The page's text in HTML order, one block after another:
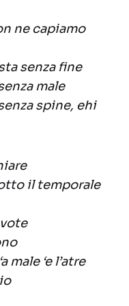
ne capiamo
senza fine
male
spine, ehi
il temporale
male ‘e l’atre